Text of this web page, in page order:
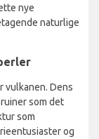
nye
naturlige
vulkanen. Dens
som det
som
og